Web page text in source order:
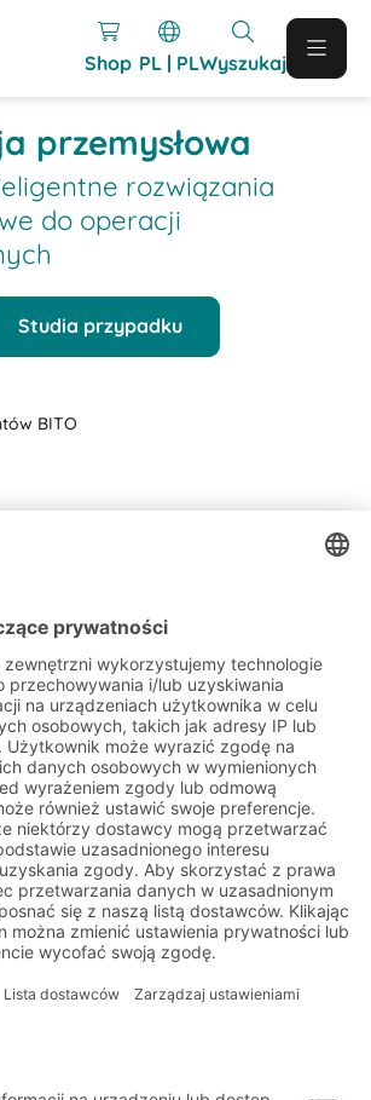
Shop PL | PLWyszukaj
przemysłowa
rozwiązania
do operacji
Studia przypadku
BITO
realizowane dla
przemysłowej
do newslettera
magazynowe i
rabaty
do newslettera